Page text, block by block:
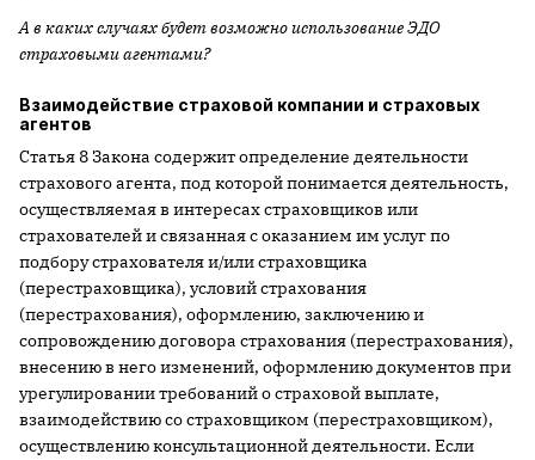
А в каких случаях будет возможно использование ЭДО
страховыми агентами?
Взаимодействие страховой компании и страховых
агентов
Статья 8 Закона содержит определение деятельности
страхового агента, под которой понимается деятельность,
осуществляемая в интересах страховщиков или
страхователей и связанная с оказанием им услуг по
подбору страхователя и/или страховщика
(перестраховщика), условий страхования
(перестрахования), оформлению, заключению и
сопровождению договора страхования (перестрахования),
внесению в него изменений, оформлению документов при
урегулировании требований о страховой выплате,
взаимодействию со страховщиком (перестраховщиком),
осуществлению консультационной деятельности. Если